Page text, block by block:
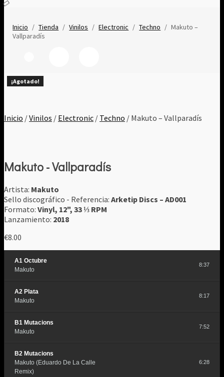
Inicio / Tienda / Vinilos / Electronic / Techno / Makuto –
Vallparadís
Inicio /Vinilos / Electronic / Techno / Makuto – Vallparadís
Makuto - Vallparadís
Artista: Makuto
Sello discográfico - Referencia: Arketip Discs ‎– AD001
Formato: Vinyl, 12", 33 ⅓ RPM
Lanzamiento: 2018
€8.00
A1 Octubre
Makuto
8:37
A2 Plata
Makuto
8:17
B1 Mutacions
Makuto
7:52
B2 Mutacions
Makuto (Eduardo De La Calle
Remix)
6:28
¡Agotado!
¡Agotado!
¡Agotado!
¡Agotado!
¡Agotado!
¡Agotado!
¡Agotado!
¡Agotado!
¡Agotado!